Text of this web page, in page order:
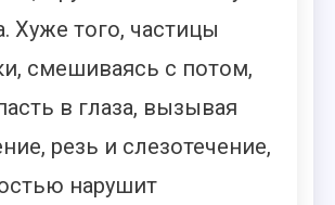
Хуже того, частицы
смешиваясь с потом,
в глаза, вызывая
резь и слезотечение,
нарушит